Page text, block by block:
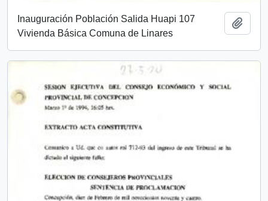
Inauguración Población Salida Huapi 107
Vivienda Básica Comuna de Linares